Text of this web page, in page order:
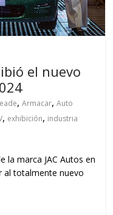
el nuevo
,Armacar,Auto
, exhibición, industria
la marca JAC Autos en
al totalmente nuevo